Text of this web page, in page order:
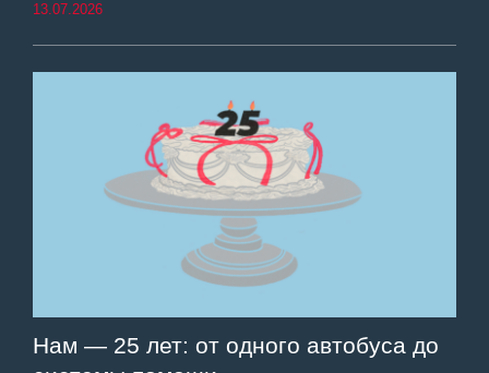
13.07.2026
Нам — 25 лет: от одного автобуса до